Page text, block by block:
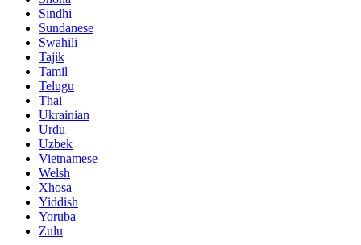
Sindhi
Sundanese
Swahili
Tajik
Tamil
Telugu
Thai
Ukrainian
Urdu
Uzbek
Vietnamese
Welsh
Xhosa
Yiddish
Yoruba
Zulu